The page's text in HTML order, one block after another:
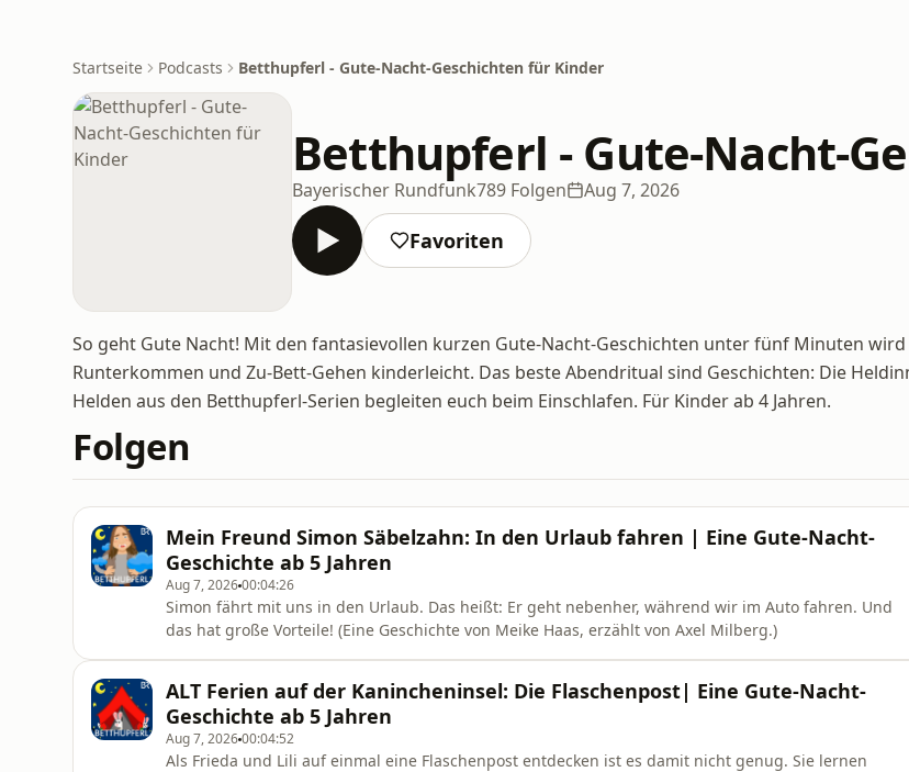
Startseite Podcasts Betthupferl - Gute-Nacht-Geschichten für Kinder
Betthupferl - Gute-Nacht-
Bayerischer Rundfunk789 Folgen Aug 7, 2026
Favoriten
So geht Gute Nacht! Mit den fantasievollen kurzen Gute-Nacht-Geschichten unter fünf Minuten wird
Runterkommen und Zu-Bett-Gehen kinderleicht. Das beste Abendritual sind Geschichten: Die
Helden aus den Betthupferl-Serien begleiten euch beim Einschlafen. Für Kinder ab 4 Jahren.
Folgen
Mein Freund Simon Säbelzahn: In den Urlaub fahren | Eine Gute-Nacht-
Geschichte ab 5 Jahren
Aug 7, 202600:04:26
Simon fährt mit uns in den Urlaub. Das heißt: Er geht nebenher, während wir im Auto fahren. Und
das hat große Vorteile! (Eine Geschichte von Meike Haas, erzählt von Axel Milberg.)
ALT Ferien auf der Kanincheninsel: Die Flaschenpost| Eine Gute-Nacht-
Geschichte ab 5 Jahren
Aug 7, 202600:04:52
Als Frieda und Lili auf einmal eine Flaschenpost entdecken ist es damit nicht genug. Sie lernen